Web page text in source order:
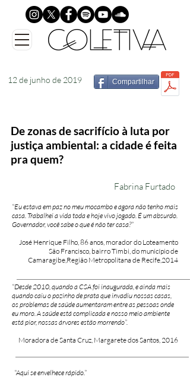
Compartilhar
12 de junho de 2019
De zonas de sacrifício à luta por
justiça ambiental: a cidade é feita
pra quem?
Fabrina Furtado
“Eu estava em paz no meu mocambo e agora não tenho mais
casa. Trabalhei a vida toda e hoje vivo jogado. É um absurdo.
Governador, você sabe o que é não ter casa?”
José Henrique Filho, 86 anos, morador do Loteamento
São Francisco, bairro Timbi, do município de
Camaragibe,Região Metropolitana de Recife,2014
“Desde 2010, quando a CSA foi inaugurada, e ainda mais
quando caiu o pozinho de prata que invadiu nossas casas,
os problemas de saúde aumentaram entre as pessoas onde
eu moro. A saúde está complicada e nosso meio ambiente
está pior, nossas árvores estão morrendo”.
Moradora de Santa Cruz, Margarete dos Santos, 2016
“Aqui se envelhece rápido.”